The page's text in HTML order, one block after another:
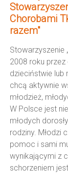
Chorobami
razem"
Stowarzyszenie
2008 roku
dzieciństwie lub
chcą aktywnie
młodzież,
W Polsce jest
młodych
rodziny. Młodzi
pomoc i sami
wynikającymi z
schorzeniem